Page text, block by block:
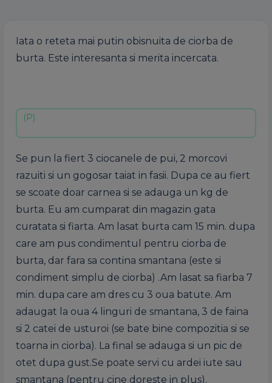
Iata o reteta mai putin obisnuita de ciorba de
burta. Este interesanta si merita incercata.
Se pun la fiert 3 ciocanele de pui, 2 morcovi
razuiti si un gogosar taiat in fasii. Dupa ce au fiert
se scoate doar carnea si se adauga un kg de
burta. Eu am cumparat din magazin gata
curatata si fiarta. Am lasat burta cam 15 min. dupa
care am pus condimentul pentru ciorba de
burta, dar fara sa contina smantana (este si
condiment simplu de ciorba) .Am lasat sa fiarba 7
min. dupa care am dres cu 3 oua batute. Am
adaugat la oua 4 linguri de smantana, 3 de faina
si 2 catei de usturoi (se bate bine compozitia si se
toarna in ciorba). La final se adauga si un pic de
otet dupa gust.Se poate servi cu ardei iute sau
smantana (pentru cine doreste in plus).